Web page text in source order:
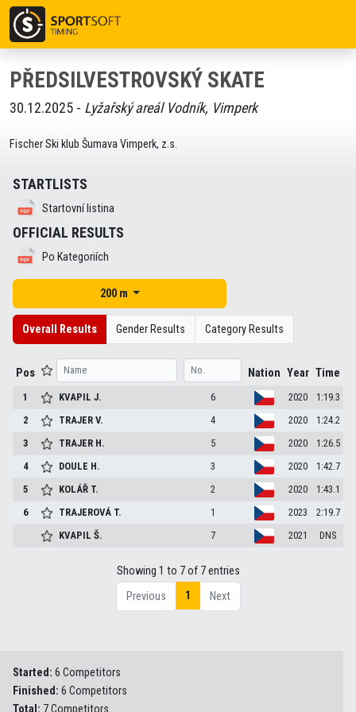
PŘEDSILVESTROVSKÝ SKATE
30.12.2025 - Lyžařský areál Vodník, Vimperk
Fischer Ski klub Šumava Vimperk, z.s.
STARTLISTS
Startovní listina
OFFICIAL RESULTS
Po Kategoriích
200 m
Overall Results Gender Results Category Results
Pos Nation Year Time
1 KVAPILJ. 6 2020
1:19.3
2
TRAJERV. 4 2020
1:24.2
3
TRAJER H. 5 2020
1:26.5
4
DOULE H. 3 2020
1:42.7
5
KOLÁŘ T. 2 2020
1:43.1
6
TRAJEROVÁ T. 1 2023
2:19.7
KVAPILŠ. 7 2021 DNS
Showing 1 to 7 of 7 entries
Previous
1 Next
Started: 6 Competitors
Finished: 6 Competitors